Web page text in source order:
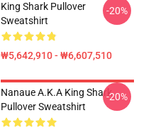
King Shark Pullover
Sweatshirt
₩5,642,910 - ₩6,607,510
-20%
Nanaue A.K.A King Shark
Pullover Sweatshirt
-20%